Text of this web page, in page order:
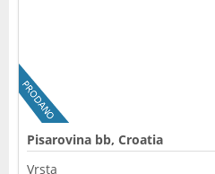
Pisarovina bb, Croatia
Vrsta